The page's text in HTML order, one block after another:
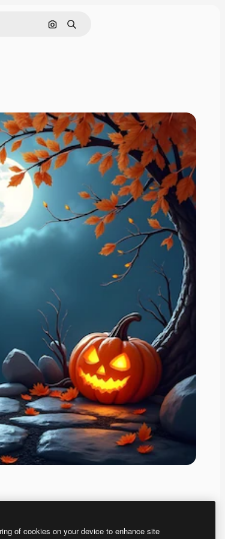
Поиск по изображению
Поиск
изображений на основе ИИ.
of cookies on your device to enhance site